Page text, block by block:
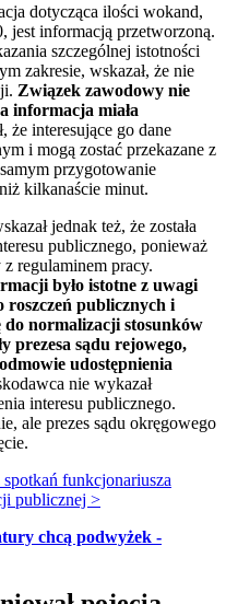
dotycząca ilości wokand,
jest informacją przetworzoną.
szczególnej istotności
zakresie, wskazał, że nie
Związek zawodowy nie
informacja miała
że interesujące go dane
i mogą zostać przekazane z
przygotowanie
kilkanaście minut.
jednak też, że została
publicznego, ponieważ
regulaminem pracy.
było istotne z uwagi
roszczeń publicznych i
normalizacji stosunków
prezesa sądu rejowego,
udostępnienia
nie wykazał
interesu publicznego.
ale prezes sądu okręgowego
funkcjonariusza
publicznej >
chcą podwyżek -